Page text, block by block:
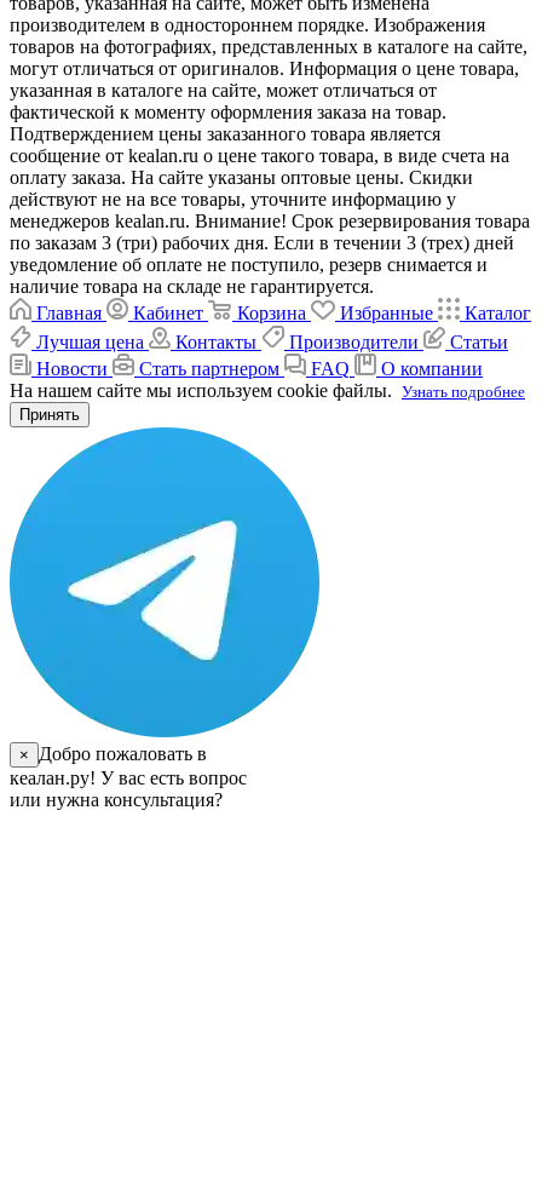
производителем в одностороннем порядке. Изображения
товаров на фотографиях, представленных в каталоге на сайте,
могут отличаться от оригиналов. Информация о цене товара,
указанная в каталоге на сайте, может отличаться от
фактической к моменту оформления заказа на товар.
Подтверждением цены заказанного товара является
сообщение от kealan.ru о цене такого товара, в виде счета на
оплату заказа. На сайте указаны оптовые цены. Скидки
действуют не на все товары, уточните информацию у
менеджеров kealan.ru. Внимание! Срок резервирования товара
по заказам 3 (три) рабочих дня. Если в течении 3 (трех) дней
уведомление об оплате не поступило, резерв снимается и
наличие товара на складе не гарантируется.
Главная
Кабинет Корзина Избранные
Каталог
Лучшая цена
Контакты Производители
Статьи
Новости
Стать партнером FAQ
О компании
На нашем сайте мы используем cookie файлы. Узнать подробнее
Принять
×
Добро пожаловать в
кеалан.ру! У вас есть вопрос
или нужна консультация?